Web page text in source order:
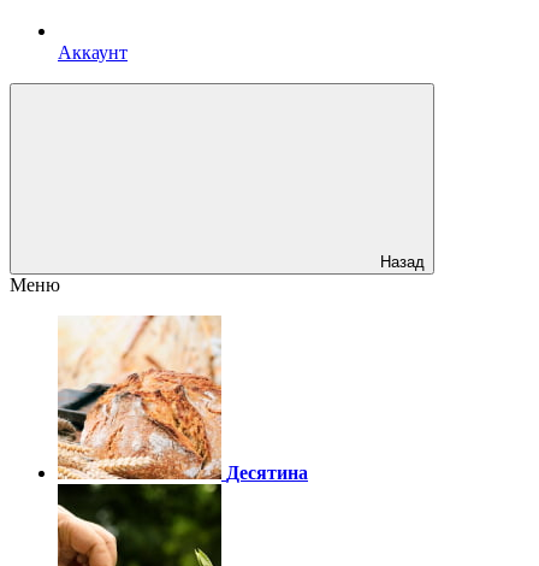
Аккаунт
Назад
Меню
Десятина